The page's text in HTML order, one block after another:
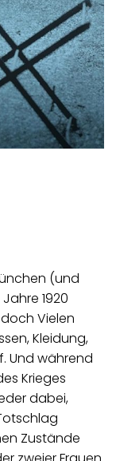
(und
1920
Vielen
Kleidung,
Und während
Krieges
dabei,
Zustände